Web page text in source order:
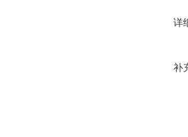
详
补